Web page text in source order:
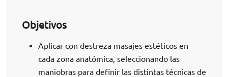
Objetivos
Aplicar con destreza masajes estéticos en
cada zona anatómica, seleccionando las
maniobras para definir las distintas técnicas de